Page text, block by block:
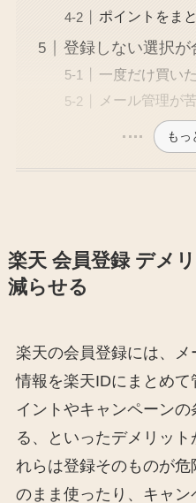
ポイントをま
登録しない選択が
一度だけ買い
メール管理が
もっ
楽天 会員登録 デメ
減らせる
楽天の会員登録には、メ
情報を楽天IDにまとめ
イントやキャンペーン
る、といったデメリッ
れらは登録そのものが
のまま使ったり、キャ